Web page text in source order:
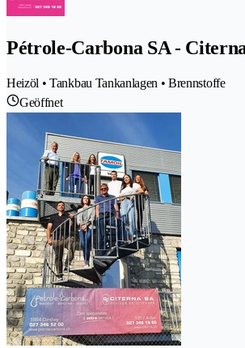
Pétrole-Carbona SA -
Heizöl • Tankbau Tankanlagen • Brennstoffe
Geöffnet